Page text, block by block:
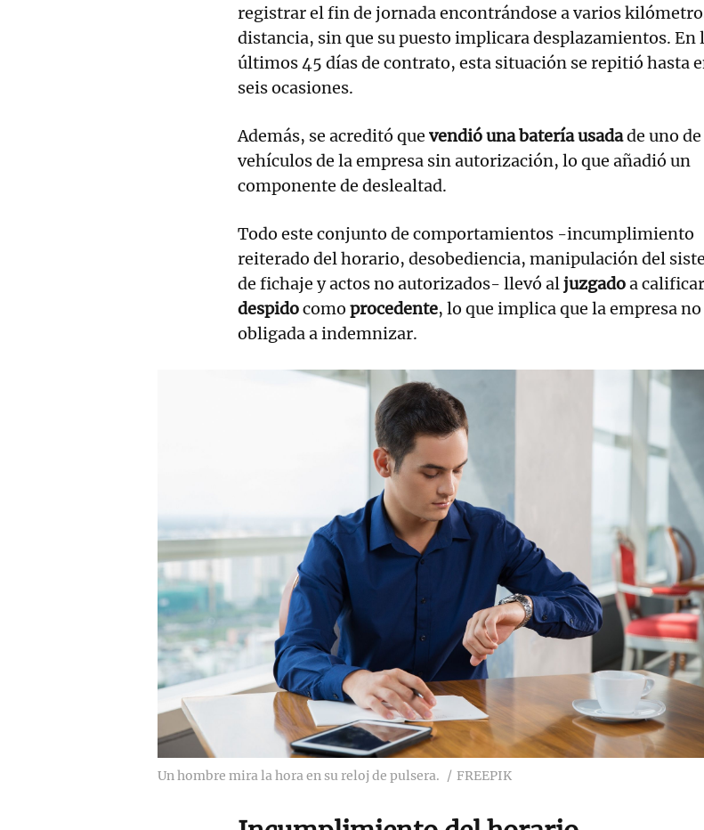
registrar el fin de jornada encontrándose a varios
distancia, sin que su puesto implicara desplazamientos. En
últimos 45 días de contrato, esta situación se repitió hasta
seis ocasiones.
Además, se acreditó que vendió una batería usadade uno
vehículos de la empresa sin autorización, lo que añadió un
componente de deslealtad.
Todo este conjunto de comportamientos -incumplimiento
reiterado del horario, desobediencia, manipulación del
de fichaje y actos no autorizados- llevó aljuzgadoa
despidocomo procedente, lo que implica que la empresa
obligada a indemnizar.
Un hombre mira la hora en su reloj de pulsera. FREEPIK